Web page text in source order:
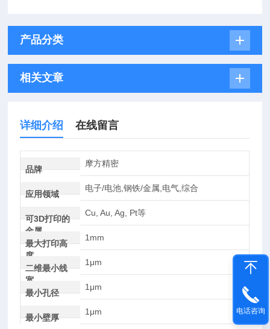
产品分类
相关文章
详细介绍 在线留言
品牌
摩方精密
应用领域
电子/电池,钢铁/金属,电气,综合
可3D打印的
金属
Cu, Au, Ag, Pt等
最大打印高
度
1mm
二维最小线
宽
1μm
最小孔径
1μm
最小壁厚
1μm 电话咨询